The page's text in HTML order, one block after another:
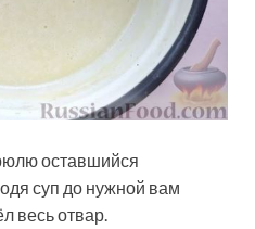
оставшийся
суп до нужной вам
весь отвар.